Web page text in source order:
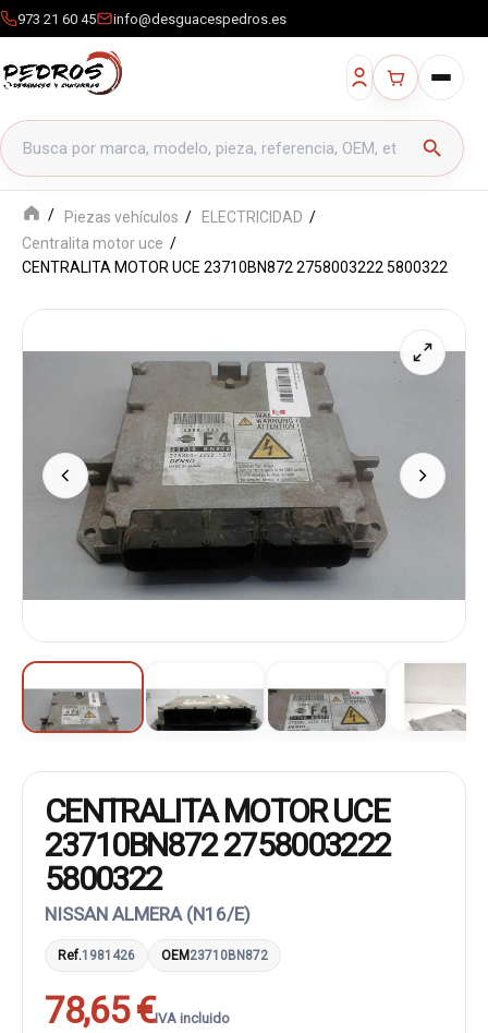
973 21 60 45 info@desguacespedros.es
Buscar productos
search
Piezas vehículos
ELECTRICIDAD
Centralita motor uce
CENTRALITA MOTOR UCE 23710BN872 2758003222 5800322
CENTRALITA MOTOR UCE
23710BN872 2758003222
5800322
NISSAN ALMERA (N16/E)
Ref.1981426 OEM23710BN872
78,65 €IVA incluido